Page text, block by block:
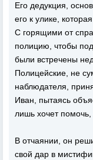
Его дедукция,
его к улике,
С горящими от
полицию, чтобы
были встречены
Полицейские, не
наблюдателя,
Иван, пытаясь
лишь хочет
В отчаянии, он
свой дар в